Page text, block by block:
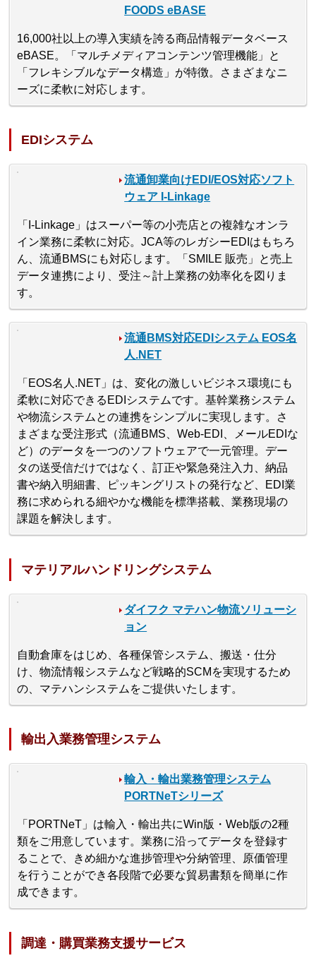
FOODS eBASE
16,000社以上の導入実績を誇る商品情報データベース
eBASE。「マルチメディアコンテンツ管理機能」と
「フレキシブルなデータ構造」が特徴。さまざまなニ
ーズに柔軟に対応します。
EDIシステム
流通卸業向けEDI/EOS対応ソフト
ウェア I-Linkage
「I-Linkage」はスーパー等の小売店との複雑なオンラ
イン業務に柔軟に対応。JCA等のレガシーEDIはもちろ
ん、流通BMSにも対応します。「SMILE 販売」と売上
データ連携により、受注～計上業務の効率化を図りま
す。
流通BMS対応EDIシステム EOS名
人.NET
「EOS名人.NET」は、変化の激しいビジネス環境にも
柔軟に対応できるEDIシステムです。基幹業務システム
や物流システムとの連携をシンプルに実現します。さ
まざまな受注形式（流通BMS、Web-EDI、メールEDIな
ど）のデータを一つのソフトウェアで一元管理。デー
タの送受信だけではなく、訂正や緊急発注入力、納品
書や納入明細書、ピッキングリストの発行など、EDI業
務に求められる細やかな機能を標準搭載、業務現場の
課題を解決します。
マテリアルハンドリングシステム
ダイフク マテハン物流ソリューシ
ョン
自動倉庫をはじめ、各種保管システム、搬送・仕分
け、物流情報システムなど戦略的SCMを実現するため
の、マテハンシステムをご提供いたします。
輸出入業務管理システム
輸入・輸出業務管理システム
PORTNeTシリーズ
「PORTNeT」は輸入・輸出共にWin版・Web版の2種
類をご用意しています。業務に沿ってデータを登録す
ることで、きめ細かな進捗管理や分納管理、原価管理
を行うことができ各段階で必要な貿易書類を簡単に作
成できます。
調達・購買業務支援サービス